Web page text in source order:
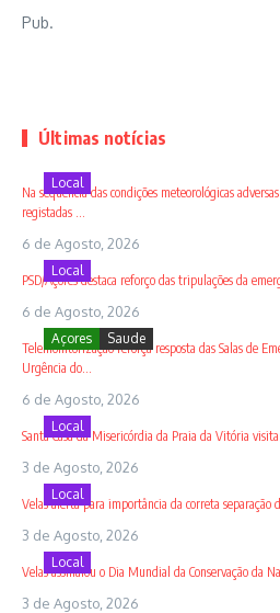
Pub.
Últimas notícias
Local
Na sequência das condições meteorológicas
registadas ...
6 de Agosto, 2026
Local
PSD/Açores destaca reforço das tripulações da
6 de Agosto, 2026
Açores Saude
Telemonitorização reforça resposta das Salas de
Urgência do...
6 de Agosto, 2026
Local
Santa Casa da Misericórdia da Praia da Vitória
3 de Agosto, 2026
Local
Velas alerta para importância da correta separação
3 de Agosto, 2026
Local
Velas assinalou o Dia Mundial da Conservação da
3 de Agosto, 2026